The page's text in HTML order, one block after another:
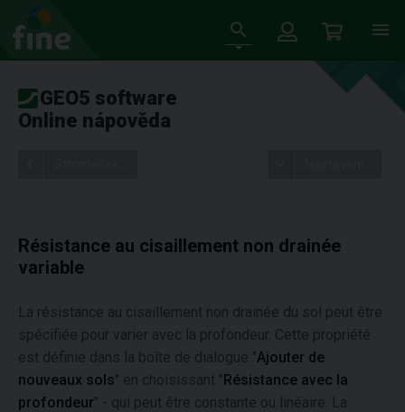
GEO5 software
Online nápověda
Résistance au cisaillement non drainée
variable
La résistance au cisaillement non drainée du sol peut être
spécifiée pour varier avec la profondeur. Cette propriété
est définie dans la boîte de dialogue "Ajouter de
nouveaux sols" en choisissant "Résistance avec la
profondeur" - qui peut être constante ou linéaire. La